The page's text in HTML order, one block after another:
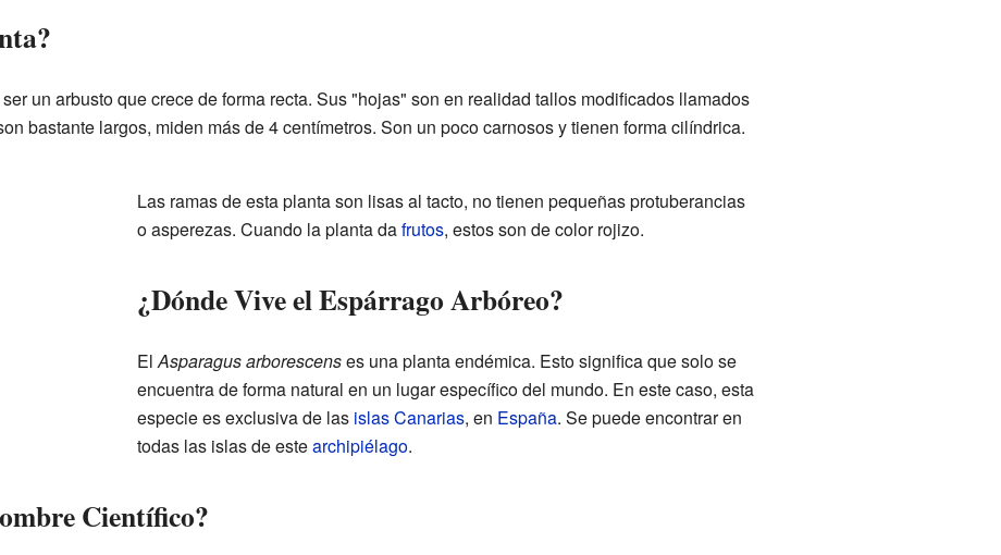
un arbusto que crece de forma recta. Sus "hojas" son en realidad tallos modificados llamados
bastante largos, miden más de 4 centímetros. Son un poco carnosos y tienen forma cilíndrica.
Las ramas de esta planta son lisas al tacto, no tienen pequeñas protuberancias
o asperezas. Cuando la planta dafrutos, estos son de color rojizo.
¿Dónde Vive el Espárrago Arbóreo?
ElAsparagus arborescenses una planta endémica. Esto significa que solo se
encuentra de forma natural en un lugar específico del mundo. En este caso, esta
especie es exclusiva de las islasCanarias, en España. Se puede encontrar en
todas las islas de estearchipiélago.
Científico?